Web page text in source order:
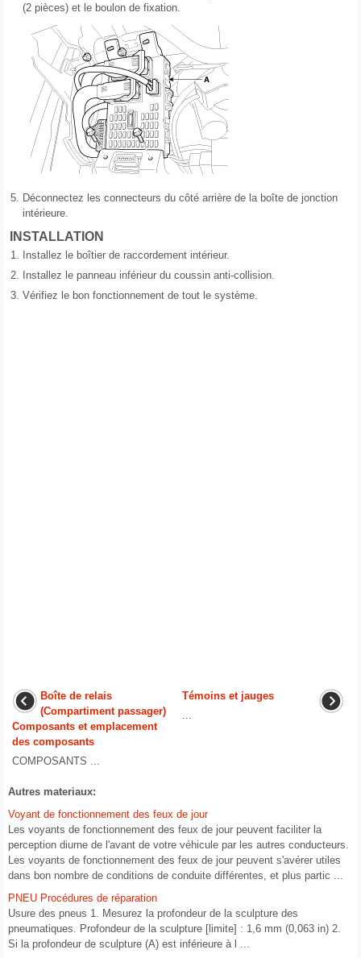
(2 pièces) et le boulon de fixation.
5. Déconnectez les connecteurs du côté arrière de la boîte de jonction
intérieure.
INSTALLATION
1.
Installez le boîtier de raccordement intérieur.
2.
Installez le panneau inférieur du coussin anti-collision.
3. Vérifiez le bon fonctionnement de tout le système.
Boîte de relais
(Compartiment passager)
Composants et emplacement
des composants
COMPOSANTS ...
Témoins et jauges
...
Autres materiaux:
Voyant de fonctionnement des feux de jour
Les voyants de fonctionnement des feux de jour peuvent faciliter la
perception diurne de l'avant de votre véhicule par les autres conducteurs.
Les voyants de fonctionnement des feux de jour peuvent s'avérer utiles
dans bon nombre de conditions de conduite différentes, et plus partic ...
PNEU Procédures de réparation
Usure des pneus 1. Mesurez la profondeur de la sculpture des
pneumatiques. Profondeur de la sculpture [limite] : 1,6 mm (0,063 in) 2.
Si la profondeur de sculpture (A) est inférieure à l ...